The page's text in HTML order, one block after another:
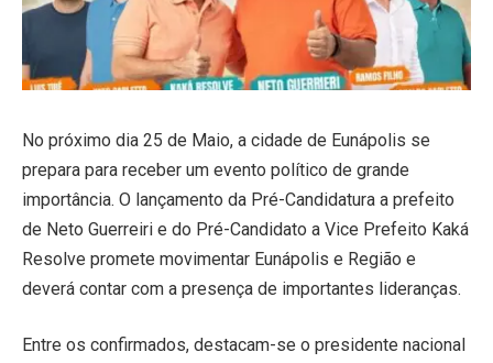
No próximo dia 25 de Maio, a cidade de Eunápolis se
prepara para receber um evento político de grande
importância. O lançamento da Pré-Candidatura a prefeito
de Neto Guerreiri e do Pré-Candidato a Vice Prefeito Kaká
Resolve promete movimentar Eunápolis e Região e
deverá contar com a presença de importantes lideranças.
Entre os confirmados, destacam-se o presidente nacional